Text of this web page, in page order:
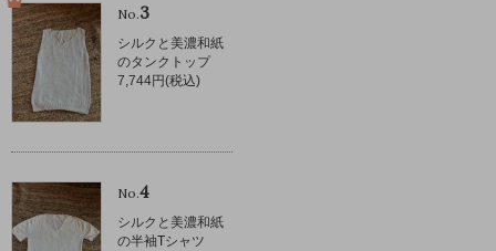
No.3
シルクと美濃和紙
のタンクトップ
7,744円(税込)
No.4
シルクと美濃和紙
の半袖Tシャツ